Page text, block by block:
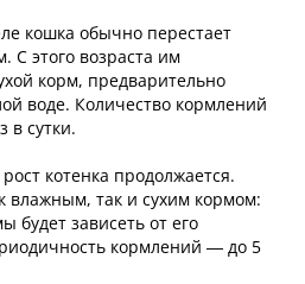
кошка обычно перестает
С этого возраста им
корм, предварительно
воде. Количество кормлений
в сутки.
котенка продолжается.
влажным, так и сухим кормом:
будет зависеть от его
кормлений — до 5